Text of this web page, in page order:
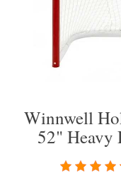
Winnwell
52" Heavy